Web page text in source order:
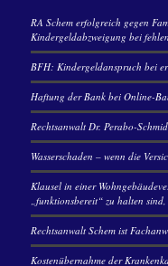
RA Schem erfolgreich gegen
Kindergeldabzweigung bei
BFH: Kindergeldanspruch bei
Haftung der Bank bei Online-
Rechtsanwalt Dr. Perabo-
Wasserschaden – wenn die
Klausel in einer
„funktionsbereit“ zu halten
Rechtsanwalt Schem ist
Kostenübernahme der